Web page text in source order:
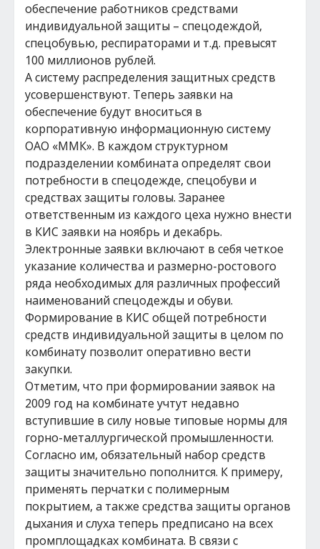
обеспечение работников средствами
индивидуальной защиты – спецодеждой,
спецобувью, респираторами и т.д. превысят
100 миллионов рублей.
А систему распределения защитных средств
усовершенствуют. Теперь заявки на
обеспечение будут вноситься в
корпоративную информационную систему
ОАО «ММК». В каждом структурном
подразделении комбината определят свои
потребности в спецодежде, спецобуви и
средствах защиты головы. Заранее
ответственным из каждого цеха нужно внести
в КИС заявки на ноябрь и декабрь.
Электронные заявки включают в себя четкое
указание количества и размерно-ростового
ряда необходимых для различных профессий
наименований спецодежды и обуви.
Формирование в КИС общей потребности
средств индивидуальной защиты в целом по
комбинату позволит оперативно вести
закупки.
Отметим, что при формировании заявок на
2009 год на комбинате учтут недавно
вступившие в силу новые типовые нормы для
горно-металлургической промышленности.
Согласно им, обязательный набор средств
защиты значительно пополнится. К примеру,
применять перчатки с полимерным
покрытием, а также средства защиты органов
дыхания и слуха теперь предписано на всех
промплощадках комбината. В связи с